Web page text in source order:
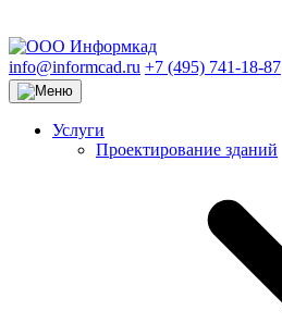
info@informcad.ru +7 (495) 741-18-87
Услуги
Проектирование зданий